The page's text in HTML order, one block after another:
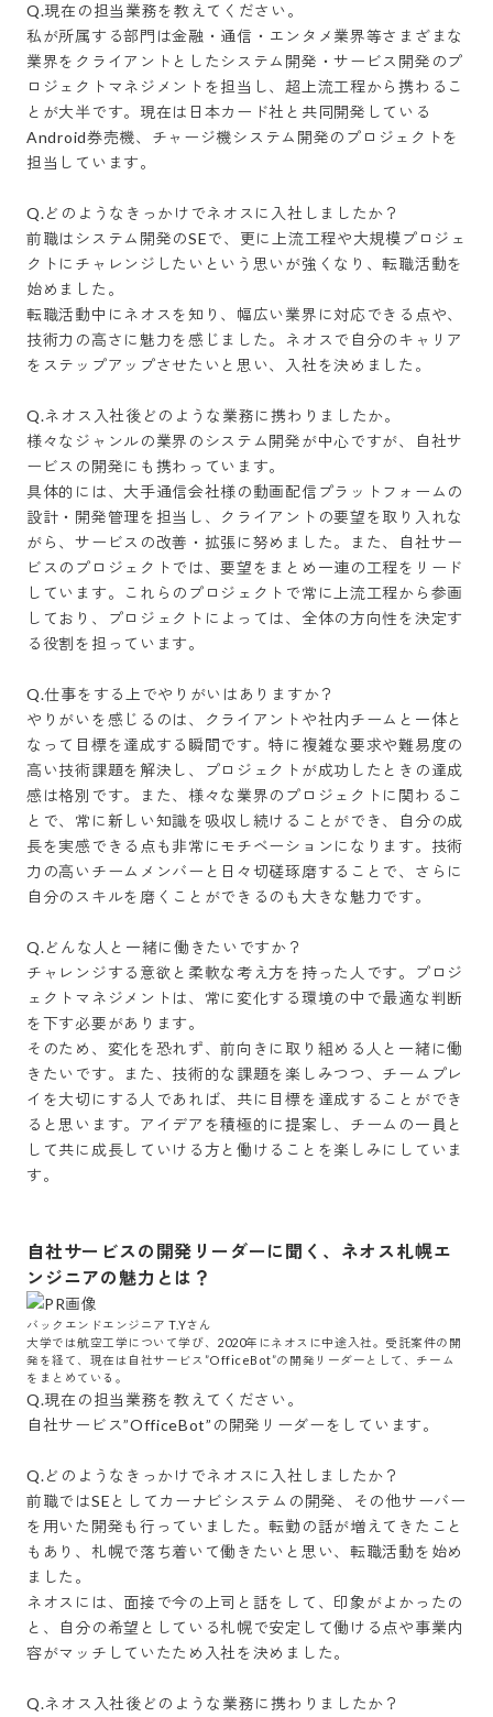
Q.現在の担当業務を教えてください。
私が所属する部門は金融・通信・エンタメ業界等さまざまな
業界をクライアントとしたシステム開発・サービス開発のプ
ロジェクトマネジメントを担当し、超上流工程から携わるこ
とが大半です。現在は日本カード社と共同開発している
Android券売機、チャージ機システム開発のプロジェクトを
担当しています。
Q.どのようなきっかけでネオスに入社しましたか？
前職はシステム開発のSEで、更に上流工程や大規模プロジェ
クトにチャレンジしたいという思いが強くなり、転職活動を
始めました。
転職活動中にネオスを知り、幅広い業界に対応できる点や、
技術力の高さに魅力を感じました。ネオスで自分のキャリア
をステップアップさせたいと思い、入社を決めました。
Q.ネオス入社後どのような業務に携わりましたか。
様々なジャンルの業界のシステム開発が中心ですが、自社サ
ービスの開発にも携わっています。
具体的には、大手通信会社様の動画配信プラットフォームの
設計・開発管理を担当し、クライアントの要望を取り入れな
がら、サービスの改善・拡張に努めました。また、自社サー
ビスのプロジェクトでは、要望をまとめ一連の工程をリード
しています。これらのプロジェクトで常に上流工程から参画
しており、プロジェクトによっては、全体の方向性を決定す
る役割を担っています。
Q.仕事をする上でやりがいはありますか？
やりがいを感じるのは、クライアントや社内チームと一体と
なって目標を達成する瞬間です。特に複雑な要求や難易度の
高い技術課題を解決し、プロジェクトが成功したときの達成
感は格別です。また、様々な業界のプロジェクトに関わるこ
とで、常に新しい知識を吸収し続けることができ、自分の成
長を実感できる点も非常にモチベーションになります。技術
力の高いチームメンバーと日々切磋琢磨することで、さらに
自分のスキルを磨くことができるのも大きな魅力です。
Q.どんな人と一緒に働きたいですか？
チャレンジする意欲と柔軟な考え方を持った人です。プロジ
ェクトマネジメントは、常に変化する環境の中で最適な判断
を下す必要があります。
そのため、変化を恐れず、前向きに取り組める人と一緒に働
きたいです。また、技術的な課題を楽しみつつ、チームプレ
イを大切にする人であれば、共に目標を達成することができ
ると思います。アイデアを積極的に提案し、チームの一員と
して共に成長していける方と働けることを楽しみにしていま
す。
自社サービスの開発リーダーに聞く、ネオス札幌エ
ンジニアの魅力とは？
バックエンドエンジニア T.Yさん
大学では航空工学について学び、2020年にネオスに中途入社。受託案件の開
発を経て、現在は自社サービス”OfficeBot”の開発リーダーとして、チーム
をまとめている。
Q.現在の担当業務を教えてください。
自社サービス”OfficeBot”の開発リーダーをしています。
Q.どのようなきっかけでネオスに入社しましたか？
前職ではSEとしてカーナビシステムの開発、その他サーバー
を用いた開発も行っていました。転勤の話が増えてきたこと
もあり、札幌で落ち着いて働きたいと思い、転職活動を始め
ました。
ネオスには、面接で今の上司と話をして、印象がよかったの
と、自分の希望としている札幌で安定して働ける点や事業内
容がマッチしていたため入社を決めました。
Q.ネオス入社後どのような業務に携わりましたか？